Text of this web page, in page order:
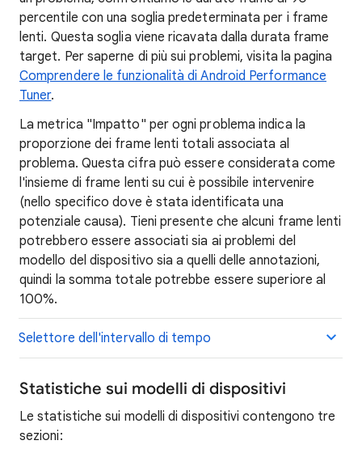
percentile con una soglia predeterminata per i frame
lenti. Questa soglia viene ricavata dalla durata frame
target. Per saperne di più sui problemi, visita la pagina
Comprendere le funzionalità di Android Performance
Tuner.
La metrica "Impatto" per ogni problema indica la
proporzione dei frame lenti totali associata al
problema. Questa cifra può essere considerata come
l'insieme di frame lenti su cui è possibile intervenire
(nello specifico dove è stata identificata una
potenziale causa). Tieni presente che alcuni frame lenti
potrebbero essere associati sia ai problemi del
modello del dispositivo sia a quelli delle annotazioni,
quindi la somma totale potrebbe essere superiore al
100%.
Selettore dell'intervallo di tempo
Statistiche sui modelli di dispositivi
Le statistiche sui modelli di dispositivi contengono tre
sezioni: